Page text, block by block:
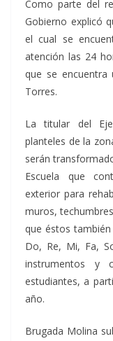
Como parte del
Gobierno explicó
el cual se
atención las 24
que se encuentra
Torres.
La titular del
planteles de la
serán
Escuela que
exterior para
muros,
que éstos
Do, Re, Mi, Fa,
instrumentos y
estudiantes, a
año.
Brugada Molina